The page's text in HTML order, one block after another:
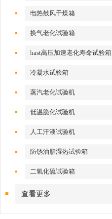
电热鼓风干燥箱
换气老化试验箱
hast高压加速老化寿命试验箱
冷凝水试验箱
蒸汽老化试验机
低温脆化试验机
人工汗液试验机
防锈油脂湿热试验箱
二氧化硫试验箱
查看更多